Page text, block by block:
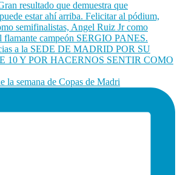
la semana de Copas de Madri